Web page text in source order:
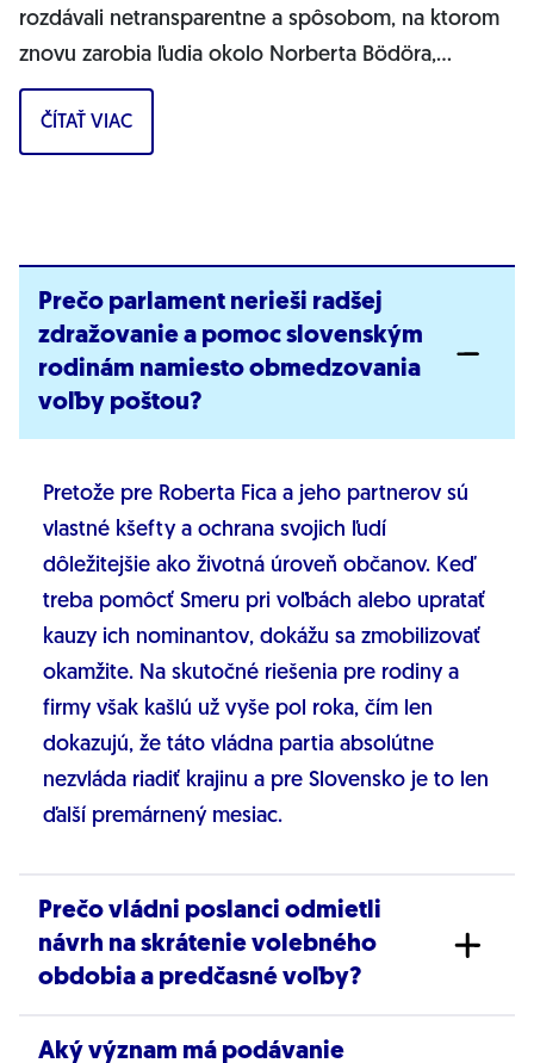
rozdávali netransparentne a spôsobom, na ktorom
znovu zarobia ľudia okolo Norberta Bödöra,
povedal podpredseda Progresívneho Slovenska a...
ČÍTAŤ VIAC
Prečo parlament nerieši radšej
zdražovanie a pomoc slovenským
rodinám namiesto obmedzovania
voľby poštou?
Pretože pre Roberta Fica a jeho partnerov sú
vlastné kšefty a ochrana svojich ľudí
dôležitejšie ako životná úroveň občanov. Keď
treba pomôcť Smeru pri voľbách alebo upratať
kauzy ich nominantov, dokážu sa zmobilizovať
okamžite. Na skutočné riešenia pre rodiny a
firmy však kašlú už vyše pol roka, čím len
dokazujú, že táto vládna partia absolútne
nezvláda riadiť krajinu a pre Slovensko je to len
ďalší premárnený mesiac.
Prečo vládni poslanci odmietli
návrh na skrátenie volebného
obdobia a predčasné voľby?
Aký význam má podávanie